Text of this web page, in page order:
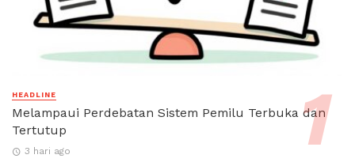
HEADLINE
Melampaui Perdebatan Sistem Pemilu Terbuka dan
Tertutup
3 hari ago